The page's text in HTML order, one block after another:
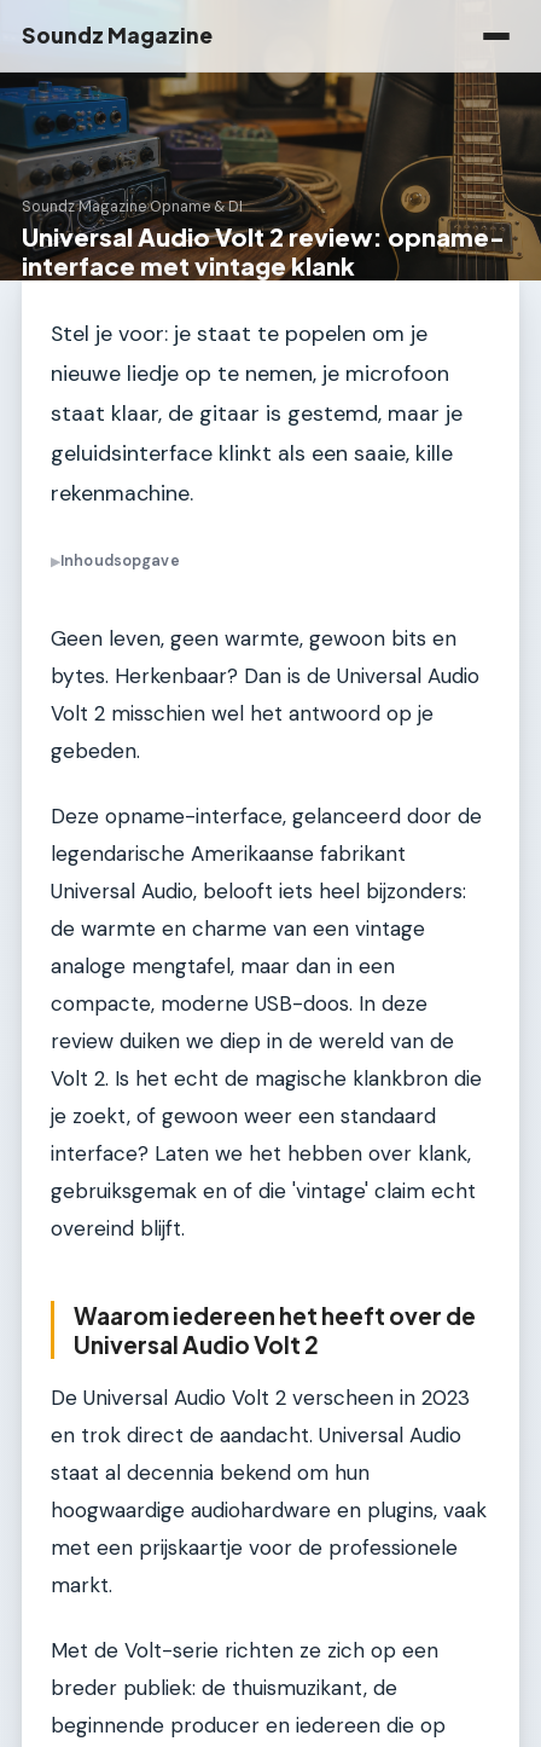
Soundz Magazine
Soundz Magazine›Opname & DI
Universal Audio Volt 2 review: opname-
interface met vintage klank
Stel je voor: je staat te popelen om je
nieuwe liedje op te nemen, je microfoon
staat klaar, de gitaar is gestemd, maar je
geluidsinterface klinkt als een saaie, kille
rekenmachine.
▶Inhoudsopgave
Geen leven, geen warmte, gewoon bits en
bytes. Herkenbaar? Dan is de Universal Audio
Volt 2 misschien wel het antwoord op je
gebeden.
Deze opname-interface, gelanceerd door de
legendarische Amerikaanse fabrikant
Universal Audio, belooft iets heel bijzonders:
de warmte en charme van een vintage
analoge mengtafel, maar dan in een
compacte, moderne USB-doos. In deze
review duiken we diep in de wereld van de
Volt 2. Is het echt de magische klankbron die
je zoekt, of gewoon weer een standaard
interface? Laten we het hebben over klank,
gebruiksgemak en of die 'vintage' claim echt
overeind blijft.
Waarom iedereen het heeft over de
Universal Audio Volt 2
De Universal Audio Volt 2 verscheen in 2023
en trok direct de aandacht. Universal Audio
staat al decennia bekend om hun
hoogwaardige audiohardware en plugins, vaak
met een prijskaartje voor de professionele
markt.
Met de Volt-serie richten ze zich op een
breder publiek: de thuismuzikant, de
beginnende producer en iedereen die op